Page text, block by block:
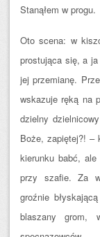
Stanąłem w progu.
Oto scena: w
prostująca się, a
jej przemianę.
wskazuje ręką na
dzielny
Boże, zapiętej?! –
kierunku babć,
przy szafie. Za
groźnie
blaszany grom,